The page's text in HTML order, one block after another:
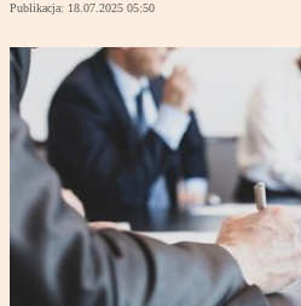
Publikacja: 18.07.2025 05:50